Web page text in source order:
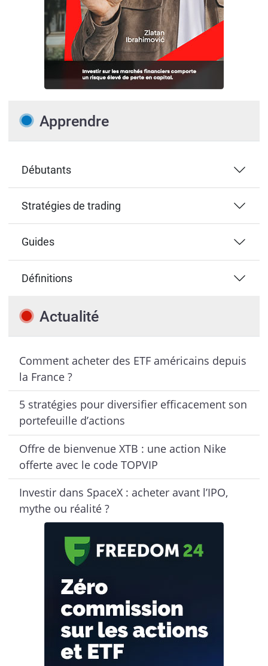
Apprendre
Débutants
Stratégies de trading
Guides
Définitions
Actualité
Comment acheter des ETF américains depuis
la France ?
5 stratégies pour diversifier efficacement son
portefeuille d’actions
Offre de bienvenue XTB : une action Nike
offerte avec le code TOPVIP
Investir dans SpaceX : acheter avant l’IPO,
mythe ou réalité ?